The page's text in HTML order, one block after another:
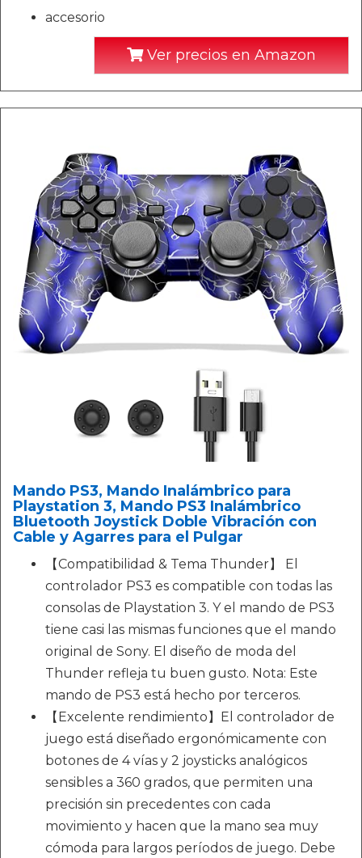
accesorio
Ver precios en Amazon
Mando PS3, Mando Inalámbrico para
Playstation 3, Mando PS3 Inalámbrico
Bluetooth Joystick Doble Vibración con
Cable y Agarres para el Pulgar
【Compatibilidad & Tema Thunder】 El
controlador PS3 es compatible con todas las
consolas de Playstation 3. Y el mando de PS3
tiene casi las mismas funciones que el mando
original de Sony. El diseño de moda del
Thunder refleja tu buen gusto. Nota: Este
mando de PS3 está hecho por terceros.
【Excelente rendimiento】El controlador de
juego está diseñado ergonómicamente con
botones de 4 vías y 2 joysticks analógicos
sensibles a 360 grados, que permiten una
precisión sin precedentes con cada
movimiento y hacen que la mano sea muy
cómoda para largos períodos de juego. Debe